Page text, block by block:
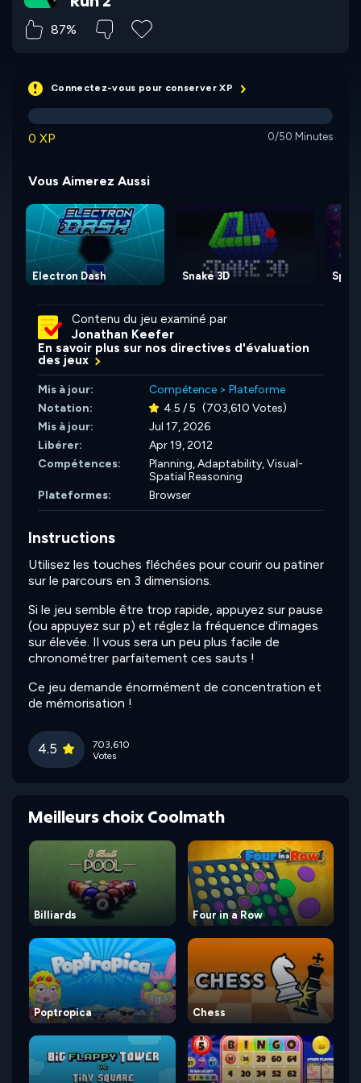
87%
Connectez-vous pour conserver XP
0 XP 0/50 Minutes
Vous Aimerez Aussi
Electron Dash Snake 3D
Contenu du jeu examiné par
Jonathan Keefer
En savoir plus sur nos directives d'évaluation
des jeux
Mis à jour: Compétence > Plateforme
Notation:
4.5 / 5 (703,610 Votes)
Mis à jour:
Jul 17, 2026
Libérer:
Apr 19, 2012
Compétences:
Planning,Adaptability,Visual-
Spatial Reasoning
Plateformes:
Browser
Instructions
Utilisez les touches fléchées pour courir ou patiner
sur le parcours en 3 dimensions.
Si le jeu semble être trop rapide, appuyez sur pause
(ou appuyez sur p) et réglez la fréquence d'images
sur élevée. Il vous sera un peu plus facile de
chronométrer parfaitement ces sauts !
Ce jeu demande énormément de concentration et
de mémorisation !
4.5
703,610
Votes
Meilleurs choix Coolmath
Billiards Four in a Row
Poptropica Chess